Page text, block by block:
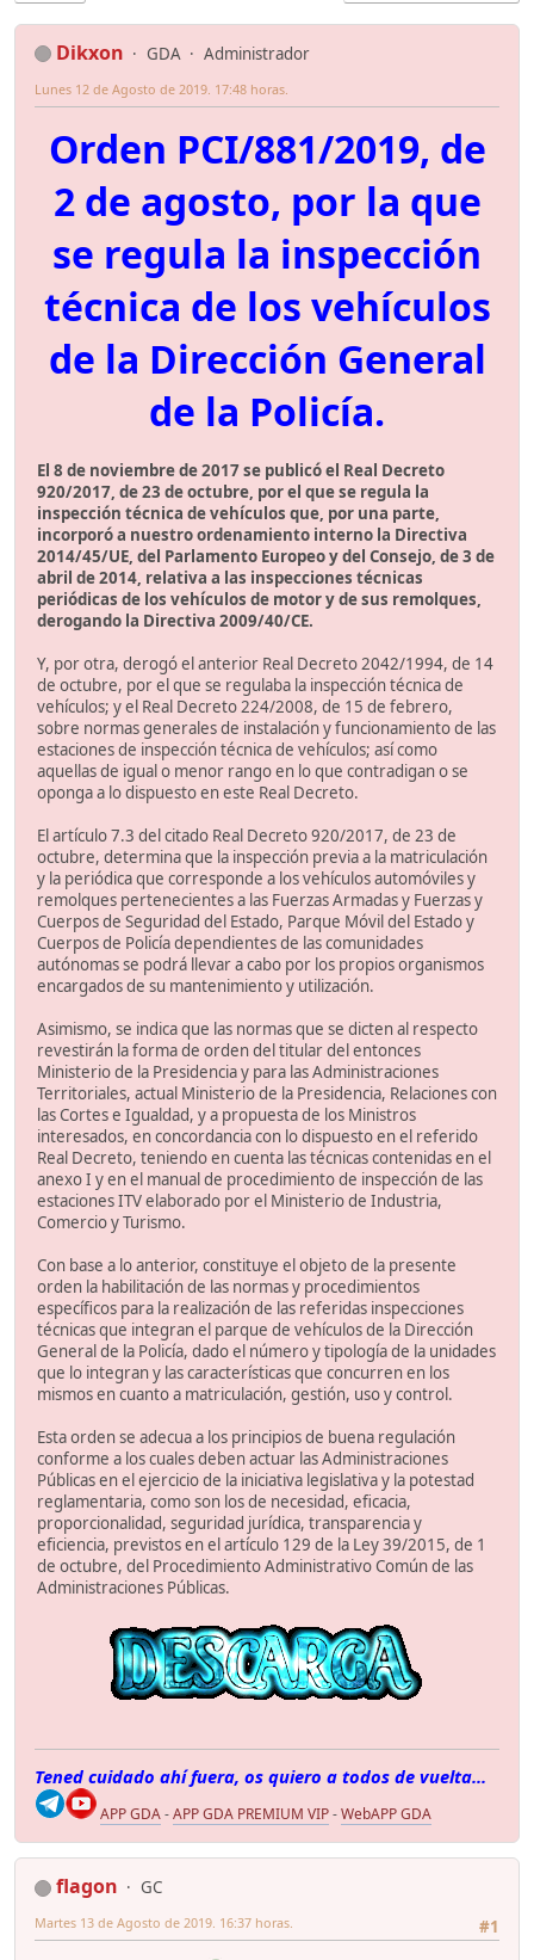
Dikxon GDA Administrador
Lunes 12 de Agosto de 2019. 17:48 horas.
Orden PCI/881/2019, de
2 de agosto, por la que
se regula la inspección
técnica de los vehículos
de la Dirección General
de la Policía.
El 8 de noviembre de 2017 se publicó el Real Decreto
920/2017, de 23 de octubre, por el que se regula la
inspección técnica de vehículos que, por una parte,
incorporó a nuestro ordenamiento interno la Directiva
2014/45/UE, del Parlamento Europeo y del Consejo, de 3 de
abril de 2014, relativa a las inspecciones técnicas
periódicas de los vehículos de motor y de sus remolques,
derogando la Directiva 2009/40/CE.
Y, por otra, derogó el anterior Real Decreto 2042/1994, de 14
de octubre, por el que se regulaba la inspección técnica de
vehículos; y el Real Decreto 224/2008, de 15 de febrero,
sobre normas generales de instalación y funcionamiento de las
estaciones de inspección técnica de vehículos; así como
aquellas de igual o menor rango en lo que contradigan o se
oponga a lo dispuesto en este Real Decreto.
El artículo 7.3 del citado Real Decreto 920/2017, de 23 de
octubre, determina que la inspección previa a la matriculación
y la periódica que corresponde a los vehículos automóviles y
remolques pertenecientes a las Fuerzas Armadas y Fuerzas y
Cuerpos de Seguridad del Estado, Parque Móvil del Estado y
Cuerpos de Policía dependientes de las comunidades
autónomas se podrá llevar a cabo por los propios organismos
encargados de su mantenimiento y utilización.
Asimismo, se indica que las normas que se dicten al respecto
revestirán la forma de orden del titular del entonces
Ministerio de la Presidencia y para las Administraciones
Territoriales, actual Ministerio de la Presidencia, Relaciones con
las Cortes e Igualdad, y a propuesta de los Ministros
interesados, en concordancia con lo dispuesto en el referido
Real Decreto, teniendo en cuenta las técnicas contenidas en el
anexo I y en el manual de procedimiento de inspección de las
estaciones ITV elaborado por el Ministerio de Industria,
Comercio y Turismo.
Con base a lo anterior, constituye el objeto de la presente
orden la habilitación de las normas y procedimientos
específicos para la realización de las referidas inspecciones
técnicas que integran el parque de vehículos de la Dirección
General de la Policía, dado el número y tipología de la unidades
que lo integran y las características que concurren en los
mismos en cuanto a matriculación, gestión, uso y control.
Esta orden se adecua a los principios de buena regulación
conforme a los cuales deben actuar las Administraciones
Públicas en el ejercicio de la iniciativa legislativa y la potestad
reglamentaria, como son los de necesidad, eficacia,
proporcionalidad, seguridad jurídica, transparencia y
eficiencia, previstos en el artículo 129 de la Ley 39/2015, de 1
de octubre, del Procedimiento Administrativo Común de las
Administraciones Públicas.
Tened cuidado ahí fuera, os quiero a todos de vuelta...
APP GDA-APP GDA PREMIUM VIP-WebAPP GDA
flagon
GC
#1
Martes 13 de Agosto de 2019. 16:37 horas.